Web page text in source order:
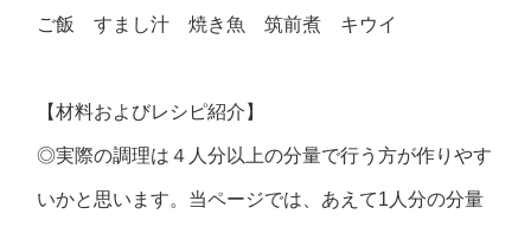
ご飯 すまし汁 焼き魚 筑前煮 キウイ
【材料およびレシピ紹介】
◎実際の調理は４人分以上の分量で行う方が作りやす
いかと思います。当ページでは、あえて1人分の分量